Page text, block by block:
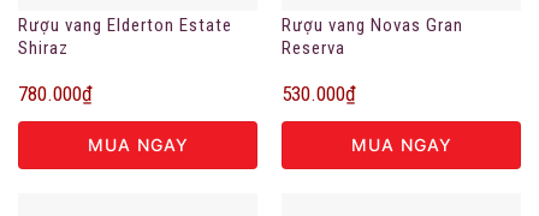
Rượu vang Elderton Estate
Shiraz
780.000₫
MUA NGAY
Rượu vang Novas Gran
Reserva
530.000₫
MUA NGAY